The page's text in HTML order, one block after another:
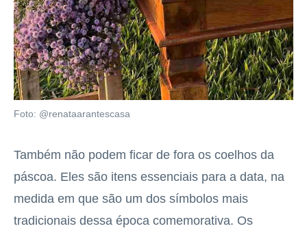
Foto: @renataarantescasa
Também não podem ficar de fora os coelhos da
páscoa. Eles são itens essenciais para a data, na
medida em que são um dos símbolos mais
tradicionais dessa época comemorativa. Os